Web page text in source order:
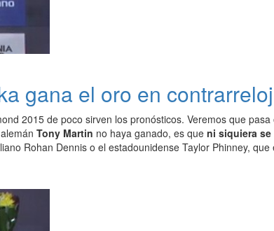
gana el oro en contrarreloj
2015 de poco sirven los pronósticos. Veremos que
Tony Martin no haya ganado, es que ni siquiera
Rohan Dennis o el estadounidense Taylor Phinney,